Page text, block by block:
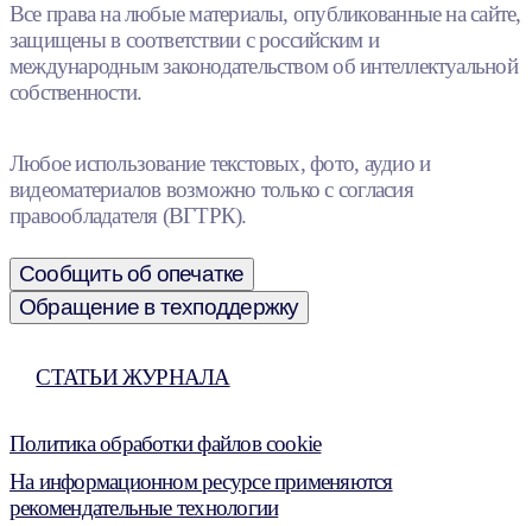
Все права на любые материалы, опубликованные на сайте,
защищены в соответствии с российским и
международным законодательством об интеллектуальной
собственности.
Любое использование текстовых, фото, аудио и
видеоматериалов возможно только с согласия
правообладателя (ВГТРК).
Сообщить об опечатке
Обращение в техподдержку
СТАТЬИ ЖУРНАЛА
Политика обработки файлов cookie
На информационном ресурсе применяются
рекомендательные технологии